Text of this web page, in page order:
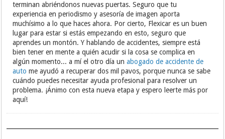
terminan abriéndonos nuevas puertas. Seguro que tu
experiencia en periodismo y asesoría de imagen aporta
muchísimo a lo que haces ahora. Por cierto, Flexicar es un buen
lugar para estar si estás empezando en esto, seguro que
aprendes un montón. Y hablando de accidentes, siempre está
bien tener en mente a quién acudir si la cosa se complica en
algún momento... a mí el otro día unabogado de accidente de
auto me ayudó a recuperar dos mil pavos, porque nunca se sabe
cuándo puedes necesitar ayuda profesional para resolver un
problema. ¡Ánimo con esta nueva etapa y espero leerte más por
aquí!